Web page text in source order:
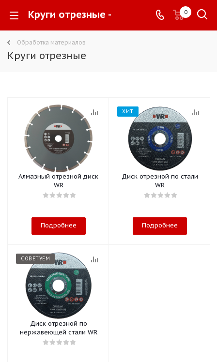
Круги отрезные - 0
Обработка материалов
Круги отрезные
Алмазный отрезной диск
WR
Подробнее
ХИТ
Диск отрезной по стали
WR
Подробнее
СОВЕТУЕМ
Диск отрезной по
нержавеющей стали WR